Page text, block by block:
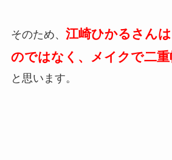
そのため、 江崎ひかるさん
のではなく、メイクで二重
と思います。